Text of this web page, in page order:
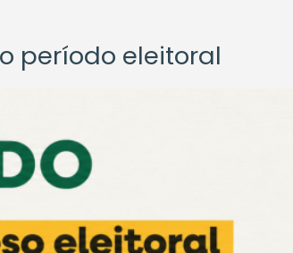
período eleitoral